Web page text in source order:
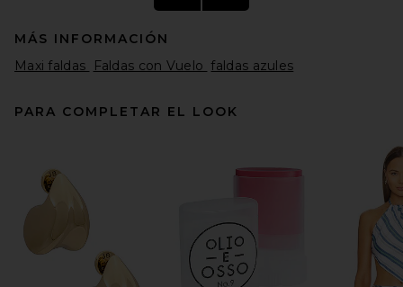
SRG Margo Silk Skirt in Cream
$329
MÁS INFORMACIÓN
Maxi faldas
Faldas con Vuelo faldas azules
PARA COMPLETAR EL LOOK